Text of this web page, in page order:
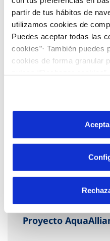
partir de tus hábitos de
utilizamos cookies de
Puedes aceptar todas las
cookies”· También puedes
cookies de forma granular
son indispensables para
por tanto no se pueden
más información en
Proyecto